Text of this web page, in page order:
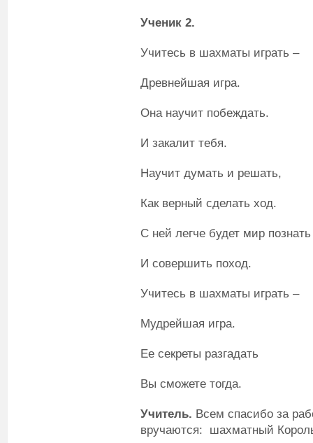
Ученик 2.
Учитесь в шахматы играть –
Древнейшая игра.
Она научит побеждать.
И закалит тебя.
Научит думать и решать,
Как верный сделать ход.
С ней легче будет мир познать
И совершить поход.
Учитесь в шахматы играть –
Мудрейшая игра.
Ее секреты разгадать
Вы сможете тогда.
Учитель. Всем спасибо за
вручаются: шахматный